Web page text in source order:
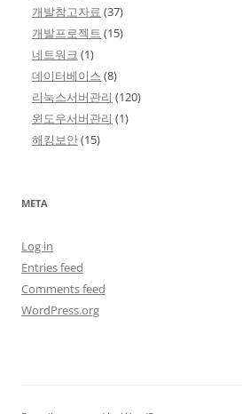
개발참고자료 (37)
개발프로젝트 (15)
네트워크 (1)
데이터베이스 (8)
리눅스서버관리 (120)
윈도우서버관리 (1)
해킹보안(15)
META
Log in
Entries feed
Comments feed
WordPress.org